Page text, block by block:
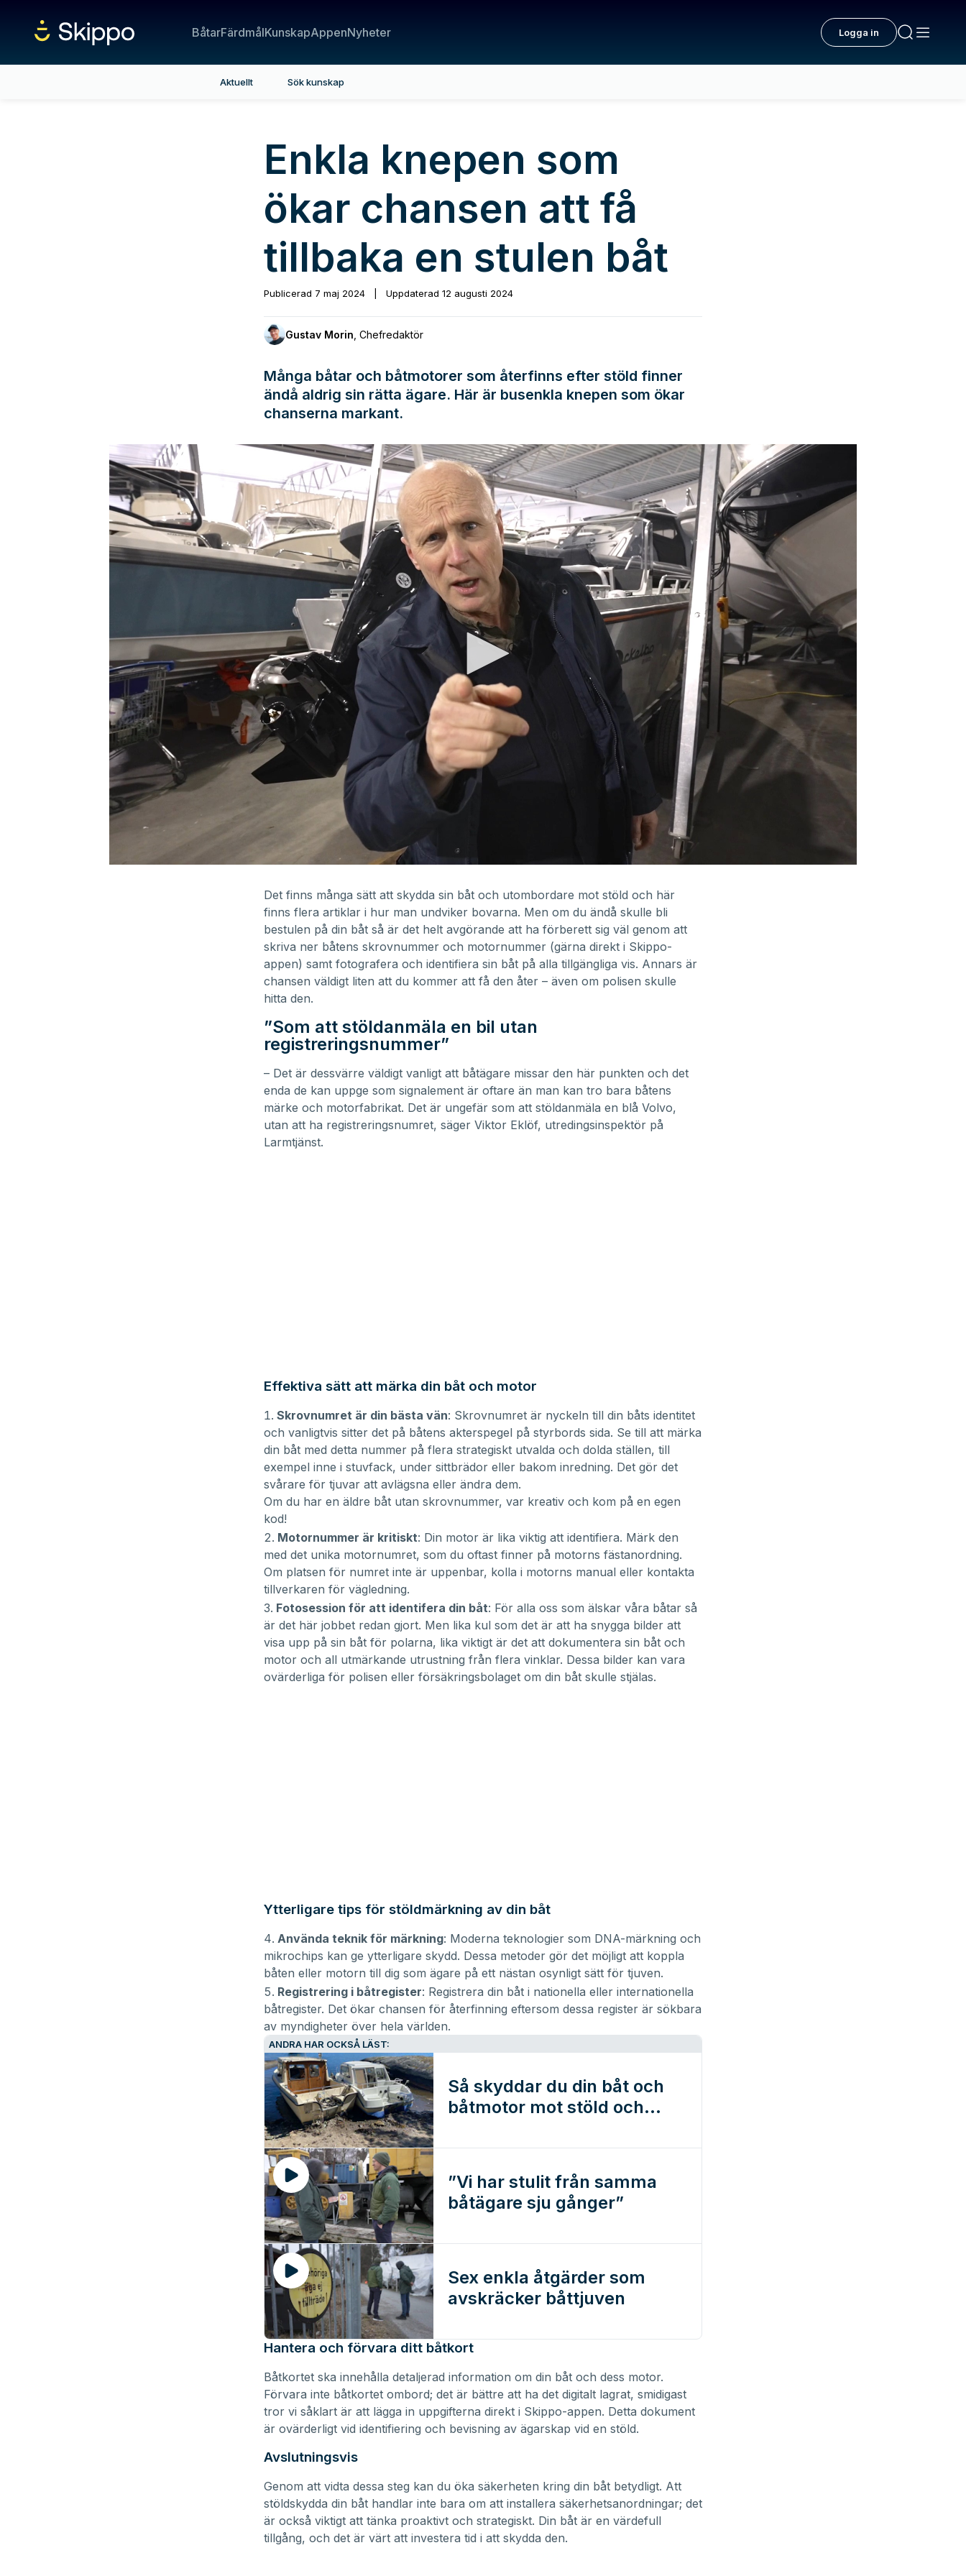
BåtarFärdmålKunskapAppenNyheter Logga in
Aktuellt Sök kunskap
Enkla knepen som
ökar chansen att få
tillbaka en stulen båt
Publicerad 7 maj 2024 Uppdaterad 12 augusti 2024
Gustav Morin Chefredaktör
Många båtar och båtmotorer som återfinns efter stöld finner
ändå aldrig sin rätta ägare. Här är busenkla knepen som ökar
chanserna markant.
Det finns många sätt att skydda sin båt och utombordare mot stöld och här
finns flera artiklar i hur man undviker bovarna. Men om du ändå skulle bli
bestulen på din båt så är det helt avgörande att ha förberett sig väl genom att
skriva ner båtens skrovnummer och motornummer (gärna direkt i Skippo-
appen) samt fotografera och identifiera sin båt på alla tillgängliga vis. Annars är
chansen väldigt liten att du kommer att få den åter – även om polisen skulle
hitta den.
”Som att stöldanmäla en bil utan
registreringsnummer”
– Det är dessvärre väldigt vanligt att båtägare missar den här punkten och det
enda de kan uppge som signalement är oftare än man kan tro bara båtens
märke och motorfabrikat. Det är ungefär som att stöldanmäla en blå Volvo,
utan att ha registreringsnumret, säger Viktor Eklöf, utredingsinspektör på
Larmtjänst.
Effektiva sätt att märka din båt och motor
Skrovnumret är din bästa vän: Skrovnumret är nyckeln till din båts identitet
och vanligtvis sitter det på båtens akterspegel på styrbords sida. Se till att märka
din båt med detta nummer på flera strategiskt utvalda och dolda ställen, till
exempel inne i stuvfack, under sittbrädor eller bakom inredning. Det gör det
svårare för tjuvar att avlägsna eller ändra dem.
Om du har en äldre båt utan skrovnummer, var kreativ och kom på en egen
kod!
Motornummer är kritiskt: Din motor är lika viktig att identifiera. Märk den
med det unika motornumret, som du oftast finner på motorns fästanordning.
Om platsen för numret inte är uppenbar, kolla i motorns manual eller kontakta
tillverkaren för vägledning.
Fotosession för att identifera din båt: För alla oss som älskar våra båtar så
är det här jobbet redan gjort. Men lika kul som det är att ha snygga bilder att
visa upp på sin båt för polarna, lika viktigt är det att dokumentera sin båt och
motor och all utmärkande utrustning från flera vinklar. Dessa bilder kan vara
ovärderliga för polisen eller försäkringsbolaget om din båt skulle stjälas.
Ytterligare tips för stöldmärkning av din båt
Använda teknik för märkning: Moderna teknologier som DNA-märkning och
mikrochips kan ge ytterligare skydd. Dessa metoder gör det möjligt att koppla
båten eller motorn till dig som ägare på ett nästan osynligt sätt för tjuven.
Registrering i båtregister: Registrera din båt i nationella eller internationella
båtregister. Det ökar chansen för återfinning eftersom dessa register är sökbara
av myndigheter över hela världen.
ANDRA HAR OCKSÅ LÄST:
Så skyddar du din båt och
båtmotor mot stöld och
”Vi har stulit från samma
båtägare sju gånger”
Sex enkla åtgärder som
avskräcker båttjuven
Hantera och förvara ditt båtkort
Båtkortet ska innehålla detaljerad information om din båt och dess motor.
Förvara inte båtkortet ombord; det är bättre att ha det digitalt lagrat, smidigast
tror vi såklart är att lägga in uppgifterna direkt i Skippo-appen. Detta dokument
är ovärderligt vid identifiering och bevisning av ägarskap vid en stöld.
Avslutningsvis
Genom att vidta dessa steg kan du öka säkerheten kring din båt betydligt. Att
stöldskydda din båt handlar inte bara om att installera säkerhetsanordningar; det
är också viktigt att tänka proaktivt och strategiskt. Din båt är en värdefull
tillgång, och det är värt att investera tid i att skydda den.